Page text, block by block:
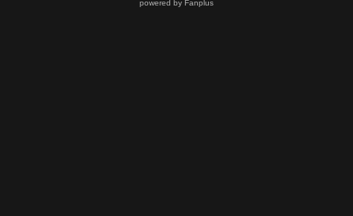
powered by Fanplus